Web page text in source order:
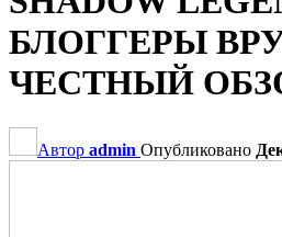
БЛОГГЕРЫ
ЧЕСТНЫЙ
Автор admin Опубликовано